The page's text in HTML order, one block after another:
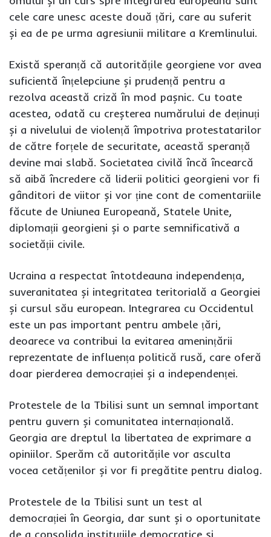
cele care unesc aceste două țări, care au suferit
și ea de pe urma agresiunii militare a Kremlinului.
Există speranță că autoritățile georgiene vor avea
suficientă înțelepciune și prudență pentru a
rezolva această criză în mod pașnic. Cu toate
acestea, odată cu creșterea numărului de deținuți
și a nivelului de violență împotriva protestatarilor
de către forțele de securitate, această speranță
devine mai slabă. Societatea civilă încă încearcă
să aibă încredere că liderii politici georgieni vor fi
gânditori de viitor și vor ține cont de comentariile
făcute de Uniunea Europeană, Statele Unite,
diplomații georgieni și o parte semnificativă a
societății civile.
Ucraina a respectat întotdeauna independența,
suveranitatea și integritatea teritorială a Georgiei
și cursul său european. Integrarea cu Occidentul
este un pas important pentru ambele țări,
deoarece va contribui la evitarea amenințării
reprezentate de influența politică rusă, care oferă
doar pierderea democrației și a independenței.
Protestele de la Tbilisi sunt un semnal important
pentru guvern și comunitatea internațională.
Georgia are dreptul la libertatea de exprimare a
opiniilor. Sperăm că autoritățile vor asculta
vocea cetățenilor și vor fi pregătite pentru dialog.
Protestele de la Tbilisi sunt un test al
democrației în Georgia, dar sunt și o oportunitate